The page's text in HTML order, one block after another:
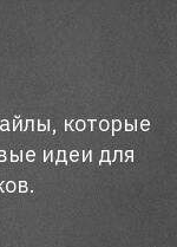
которые
идеи для